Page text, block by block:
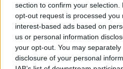
section to confirm your
opt-out request is processed you
interest-based ads based on
us or personal information
your opt-out. You may
disclosure of your personal
FIRENZE —Due arresti e 11
della guardia di finanza che ha
vino Doc Bolgheri Sassicaia
spiega una nota delle fiamme
del marchio e dell'indicazione
arrestati sono ai domiciliari.